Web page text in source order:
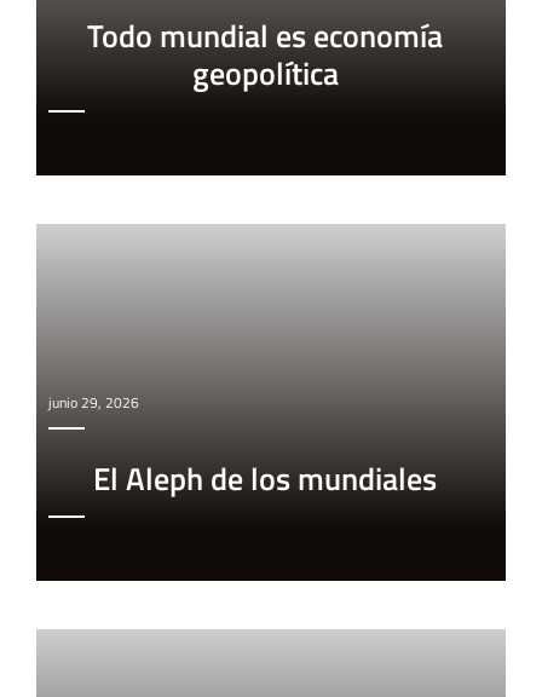
Todo mundial es economía
geopolítica
junio 29, 2026
El Aleph de los mundiales